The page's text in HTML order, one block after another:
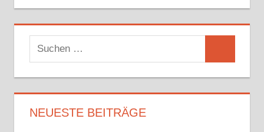
u
c
h
e
c
NEUESTE BEITRÄGE